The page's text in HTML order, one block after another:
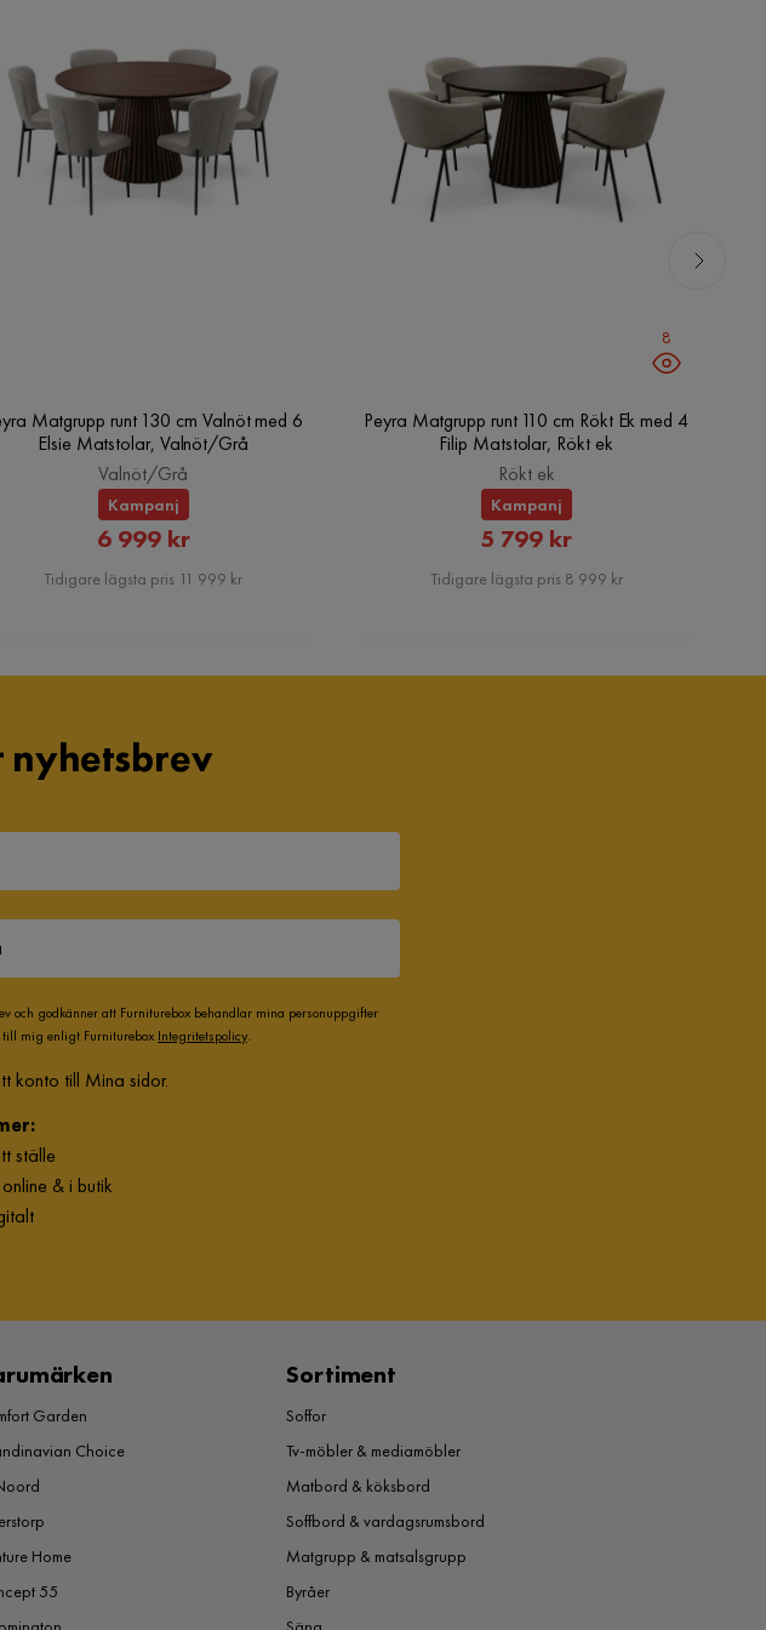
Matgrupp runt 130 cm Valnöt med 6
Elsie Matstolar, Valnöt/Grå
Valnöt/Grå
Kampanj
Rabatterat
Pris
6 999 kr
Tidigare lägsta pris 11 999 kr
8
Peyra Matgrupp runt 110 cm Rökt Ek med 4
Filip Matstolar, Rökt ek
Rökt ek
Kampanj
Rabatterat
Pris
5 799 kr
Tidigare lägsta pris 8 999 kr
nyhetsbrev
godkänner att Furniturebox behandlar mina personuppgifter
mig enligt Furniturebox Integritetspolicy.
konto till Mina sidor.
ställe
& i butik
Garden
Choice
Home
55
Sortiment
Soffor
Tv-möbler & mediamöbler
Matbord & köksbord
Soffbord & vardagsrumsbord
Matgrupp & matsalsgrupp
Byråer